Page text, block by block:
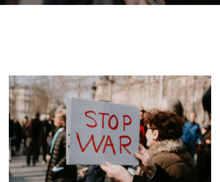
自然栽培2026
13対面講座：ビオダンサ
14対面講座：表現することは生きること
奥間さん沖縄勉強会
【越境】04鎌田慧 時代を描く・ルポルタージ
ュの現場から
【越境】01民主主義の修復へ
【越境】02アジア太平洋を非核地帯にするため
に